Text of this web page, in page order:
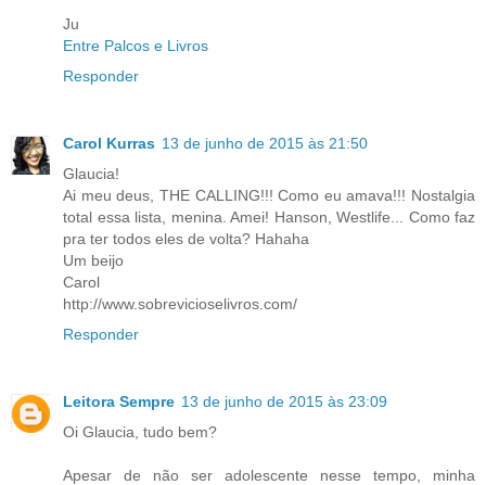
Ju
Entre Palcos e Livros
Responder
Carol Kurras 13 de junho de 2015 às 21:50
Glaucia!
Ai meu deus, THE CALLING!!! Como eu amava!!! Nostalgia
total essa lista, menina. Amei! Hanson, Westlife... Como faz
pra ter todos eles de volta? Hahaha
Um beijo
Carol
http://www.sobrevicioselivros.com/
Responder
Leitora Sempre 13 de junho de 2015 às 23:09
Oi Glaucia, tudo bem?
Apesar de não ser adolescente nesse tempo, minha